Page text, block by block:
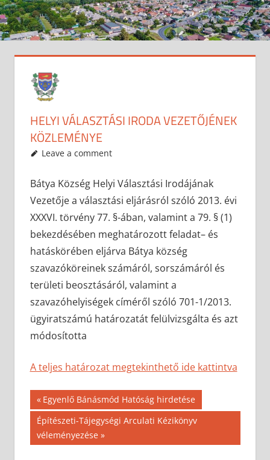
HELYI VÁLASZTÁSI IRODA VEZETŐJÉNEK
KÖZLEMÉNYE
2019-01-14
anisity.attilla
Egyéb
Leave a comment
Bátya Község Helyi Választási Irodájának
Vezetője a választási eljárásról szóló 2013. évi
XXXVI. törvény 77. §-ában, valamint a 79. § (1)
bekezdésében meghatározott feladat– és
hatáskörében eljárva Bátya község
szavazóköreinek számáról, sorszámáról és
területi beosztásáról, valamint a
szavazóhelyiségek címéről szóló 701-1/2013.
ügyiratszámú határozatát felülvizsgálta és azt
módosította
A teljes határozat megtekinthető ide kattintva
Bejegyzés
navigáció
Previous
Post:
Egyenlő Bánásmód Hatóság hirdetése
Next
Post:
Építészeti-Tájegységi Arculati Kézikönyv
véleményezése